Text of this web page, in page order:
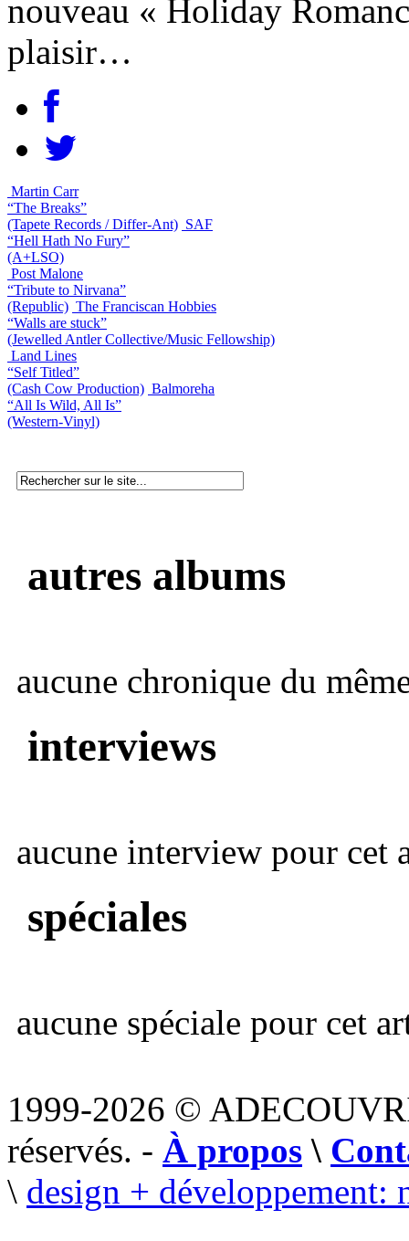
nouveau « Holiday
plaisir…
Martin Carr
“The Breaks”
(Tapete Records / Differ-Ant) SAF
“Hell Hath No Fury”
(A+LSO)
Post Malone
“Tribute to Nirvana”
(Republic) The Franciscan Hobbies
“Walls are stuck”
(Jewelled Antler Collective/Music Fellowship)
Land Lines
“Self Titled”
(Cash Cow Production) Balmoreha
“All Is Wild, All Is”
(Western-Vinyl)
autres albums
aucune chronique du
interviews
aucune interview pour cet
spéciales
aucune spéciale pour cet
1999-2026 ©
réservés. - À propos \
\ design + développement: